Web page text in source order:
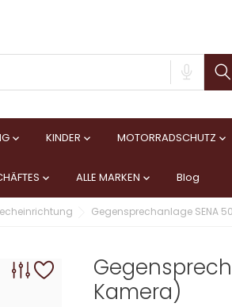
 KINDER  MOTORRADSCHUTZ 
 ALLE MARKEN  Blog
Gegensprechanlage SENA
Kamera)